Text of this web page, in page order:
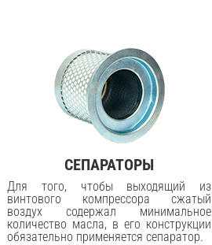
СЕПАРАТОРЫ
Для того, чтобы выходящий из
винтового компрессора сжатый
воздух содержал минимальное
количество масла, в его конструкции
обязательно применяется сепаратор.